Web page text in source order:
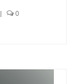
0